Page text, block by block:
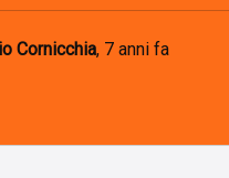
Cornicchia, 7 anni fa